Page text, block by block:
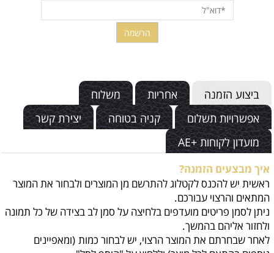
ביצוע הזמנה אחריות
משלוח
אפשרויות תשלום
קניה בטוחה
יצירת קשר
מועדון לקוחות +AE
איך מבצעים הזמנה?
ראשית יש להכנס לקטלוג להתרשם מן המוצרים ולבחור את המוצר
המתאים והרצוי עבורכם.
ניתן לסמן פריטים מועדפים בלחיצה על סמן לב בצידה של כל תמונה
ולחזור אליהם בהמשך.
לאחר שבחרתם את המוצר הרצוי, יש לבחור כמות (ומאפיינים